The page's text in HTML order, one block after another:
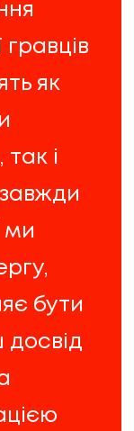
гравців
як
і
ми
бути